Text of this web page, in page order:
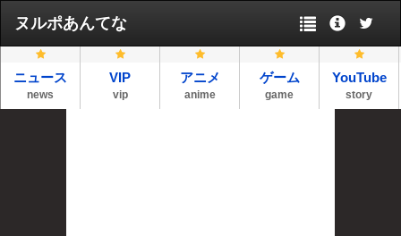
ヌルポあんてな
ニュース
news
VIP
vip
アニメ
anime
ゲーム
game
YouTube
story